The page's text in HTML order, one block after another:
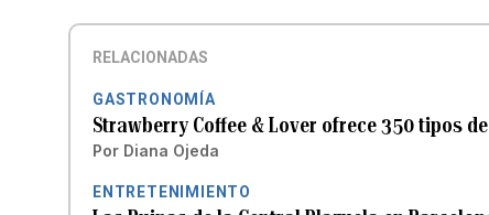
RELACIONADAS
GASTRONOMÍA
Strawberry Coffee & Lover ofrece 350 tipos
Por Diana Ojeda
ENTRETENIMIENTO